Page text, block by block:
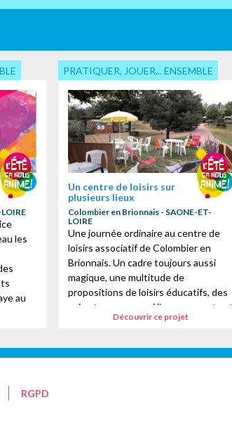
les
au
PRATIQUER, JOUER... ENSEMBLE
Un centre de loisirs sur
plusieurs lieux
Colombier en Brionnais - SAONE-ET-
LOIRE
Une journée ordinaire au centre de
loisirs associatif de Colombier en
Brionnais. Un cadre toujours aussi
magique, une multitude de
propositions de loisirs éducatifs, des
animateurs pour qui l'engagement est
une valeur...Découvrir ce projet
RGPD